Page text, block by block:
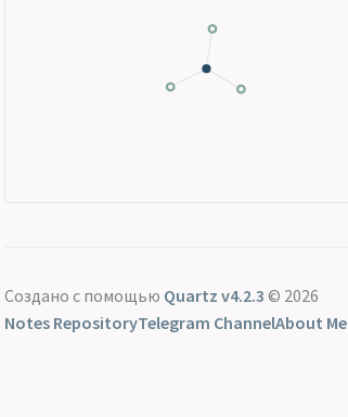
Создано с помощью Quartz v4.2.3 © 2026
Notes RepositoryTelegram ChannelAbout Me